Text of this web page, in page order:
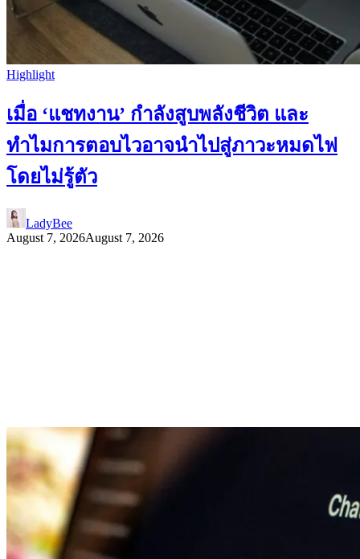
Highlight
เมื่อ ‘แชทงาน’ กำลังสูบพลังชีวิต และ
ทำไมการตอบไวอาจนำไปสู่ภาวะหมดไฟ
โดยไม่รู้ตัว
LadyBee
August 7, 2026August 7, 2026